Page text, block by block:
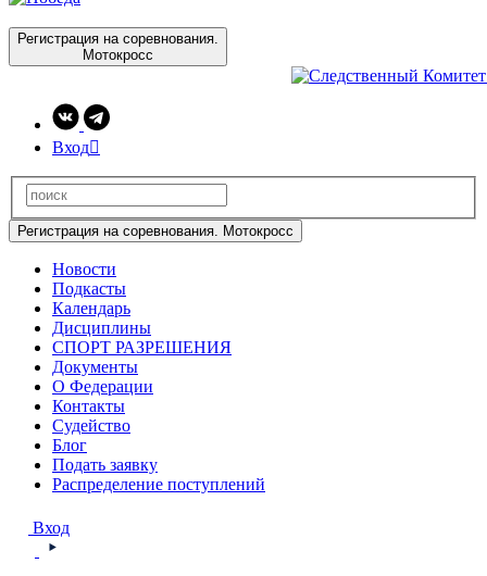
Регистрация на соревнования.
Мотокросс
Вход
Регистрация на соревнования. Мотокросс
Новости
Подкасты
Календарь
Дисциплины
СПОРТ РАЗРЕШЕНИЯ
Документы
О Федерации
Контакты
Судейство
Блог
Подать заявку
Распределение поступлений
Вход